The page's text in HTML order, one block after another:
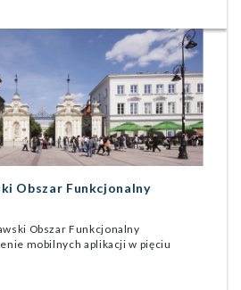
Obszar Funkcjonalny
Obszar Funkcjonalny
mobilnych aplikacji w pięciu